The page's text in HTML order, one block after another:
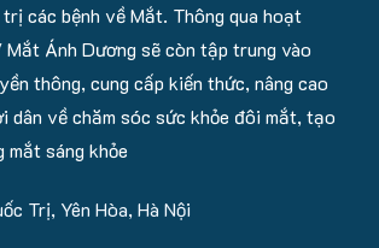
các bệnh về Mắt. Thông qua hoạt
Mắt Ánh Dương sẽ còn tập trung vào
thông, cung cấp kiến thức, nâng cao
dân về chăm sóc sức khỏe đôi mắt, tạo
mắt sáng khỏe
Trị, Yên Hòa, Hà Nội